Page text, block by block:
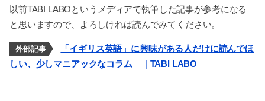
以前TABI LABOというメディアで執筆した記事が参考になる
と思いますので、よろしければ読んでみてください。
外部記事
「イギリス英語」に興味がある人だけに読んでほ
しい、少しマニアックなコラム ｜TABI LABO